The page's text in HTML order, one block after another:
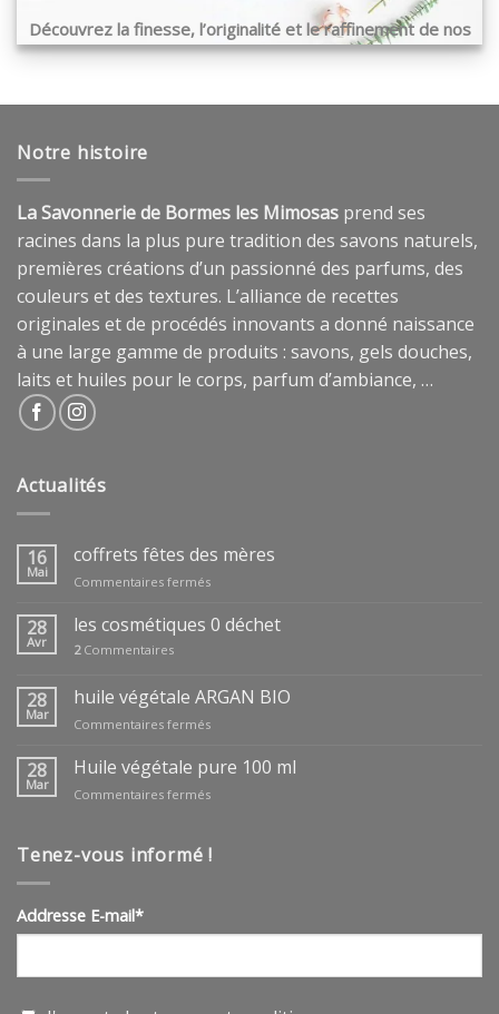
Découvrez la finesse, l’originalité et le raffinement de nos
produits …
Notre histoire
La Savonnerie de Bormes les Mimosas prend ses
racines dans la plus pure tradition des savons naturels,
premières créations d’un passionné des parfums, des
couleurs et des textures. L’alliance de recettes
originales et de procédés innovants a donné naissance
à une large gamme de produits : savons, gels douches,
laits et huiles pour le corps, parfum d’ambiance, …
Actualités
16
Mai
coffrets fêtes des mères
Commentaires ferméssur
fêtes
28
Avr
les cosmétiques 0 déchet
2Commentaires
28
Mar
huile végétale ARGAN BIO
Commentaires ferméssur
végétale
BIO
28
Mar
Huile végétale pure 100 ml
Commentaires ferméssur
pure
Tenez-vous informé !
Addresse E-mail*